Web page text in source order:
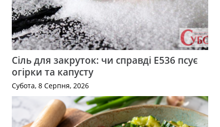
Сіль для закруток: чи справді Е536 псує
огірки та капусту
Субота, 8 Серпня, 2026